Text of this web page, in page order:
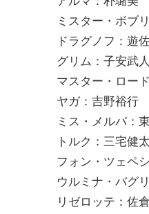
ミスター・ボブ
ドラグノフ：遊
グリム：子安武人
マスター・ロー
ヤガ：吉野裕行
ミス・メルバ：
トルク：三宅健太
フォン・ツェペ
ウルミナ・バグ
リゼロッテ：佐